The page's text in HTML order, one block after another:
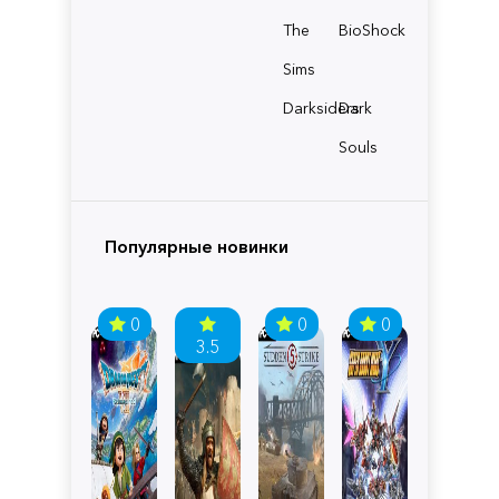
The
Sims
BioShock
Darksiders
Dark
Souls
Популярные новинки
0
3.5
0 0